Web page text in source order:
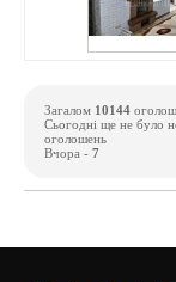
Загалом 10144
Сьогодні ще не було
оголошень
Вчора - 7